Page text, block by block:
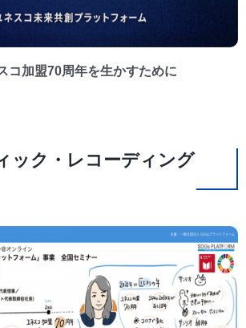
コ加盟70周年を生かすために
ック・レコーディング